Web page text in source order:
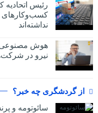
رئیس
کسب‌وکارهای
نداشته‌اند
هوش مصنوعی
نیرو در
از گردشگری چه خبر؟
سائوتومه و